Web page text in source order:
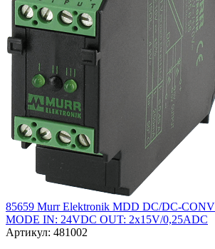
85659 Murr Elektronik MDD DC/DC-
MODE IN: 24VDC OUT: 2x15V/0,25ADC
Артикул: 481002